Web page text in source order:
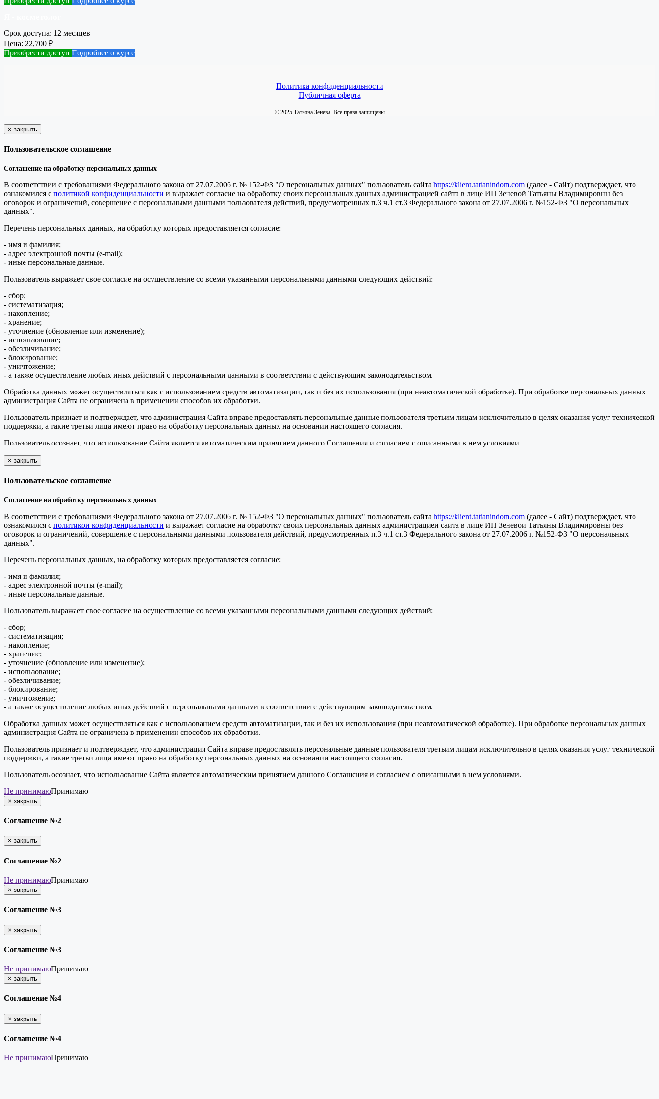
Срок доступа: 12 месяцев
Цена: 22,700 ₽
Приобрести доступ Подробнее о курсе
Политика конфиденциальности
Публичная оферта
© 2025 Татьяна Зенева. Все права защищены
× закрыть
Пользовательское соглашение
Соглашение на обработку персональных данных
В соответствии с требованиями Федерального закона от 27.07.2006 г. № 152-ФЗ "О персональных данных" пользователь сайта https://klient.tatianindom.com (далее - Сайт) подтверждает, что
ознакомился с политикой конфиденциальности и выражает согласие на обработку своих персональных данных администрацией сайта в лице ИП Зеневой Татьяны Владимировны без
оговорок и ограничений, совершение с персональными данными пользователя действий, предусмотренных п.3 ч.1 ст.3 Федерального закона от 27.07.2006 г. №152-ФЗ "О персональных
данных".
Перечень персональных данных, на обработку которых предоставляется согласие:
- имя и фамилия;
- адрес электронной почты (e-mail);
- иные персональные данные.
Пользователь выражает свое согласие на осуществление со всеми указанными персональными данными следующих действий:
- сбор;
- систематизация;
- накопление;
- хранение;
- уточнение (обновление или изменение);
- использование;
- обезличивание;
- блокирование;
- уничтожение;
- а также осуществление любых иных действий с персональными данными в соответствии с действующим законодательством.
Обработка данных может осуществляться как с использованием средств автоматизации, так и без их использования (при неавтоматической обработке). При обработке персональных данных
администрация Сайта не ограничена в применении способов их обработки.
Пользователь признает и подтверждает, что администрация Сайта вправе предоставлять персональные данные пользователя третьим лицам исключительно в целях оказания услуг технической
поддержки, а такие третьи лица имеют право на обработку персональных данных на основании настоящего согласия.
Пользователь осознает, что использование Сайта является автоматическим принятием данного Соглашения и согласием с описанными в нем условиями.
× закрыть
Пользовательское соглашение
Соглашение на обработку персональных данных
В соответствии с требованиями Федерального закона от 27.07.2006 г. № 152-ФЗ "О персональных данных" пользователь сайта https://klient.tatianindom.com (далее - Сайт) подтверждает, что
ознакомился с политикой конфиденциальности и выражает согласие на обработку своих персональных данных администрацией сайта в лице ИП Зеневой Татьяны Владимировны без
оговорок и ограничений, совершение с персональными данными пользователя действий, предусмотренных п.3 ч.1 ст.3 Федерального закона от 27.07.2006 г. №152-ФЗ "О персональных
данных".
Перечень персональных данных, на обработку которых предоставляется согласие:
- имя и фамилия;
- адрес электронной почты (e-mail);
- иные персональные данные.
Пользователь выражает свое согласие на осуществление со всеми указанными персональными данными следующих действий:
- сбор;
- систематизация;
- накопление;
- хранение;
- уточнение (обновление или изменение);
- использование;
- обезличивание;
- блокирование;
- уничтожение;
- а также осуществление любых иных действий с персональными данными в соответствии с действующим законодательством.
Обработка данных может осуществляться как с использованием средств автоматизации, так и без их использования (при неавтоматической обработке). При обработке персональных данных
администрация Сайта не ограничена в применении способов их обработки.
Пользователь признает и подтверждает, что администрация Сайта вправе предоставлять персональные данные пользователя третьим лицам исключительно в целях оказания услуг технической
поддержки, а такие третьи лица имеют право на обработку персональных данных на основании настоящего согласия.
Пользователь осознает, что использование Сайта является автоматическим принятием данного Соглашения и согласием с описанными в нем условиями.
Не принимаюПринимаю
× закрыть
Соглашение №2
× закрыть
Соглашение №2
Не принимаюПринимаю
× закрыть
Соглашение №3
× закрыть
Соглашение №3
Не принимаюПринимаю
× закрыть
Соглашение №4
× закрыть
Соглашение №4
Не принимаюПринимаю